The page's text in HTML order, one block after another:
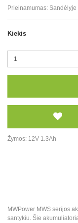
Prieinamumas: Sandėlyje
Kiekis
Žymos: 12V 1.3Ah
MWPower MWS serijos
santykiu. Šie